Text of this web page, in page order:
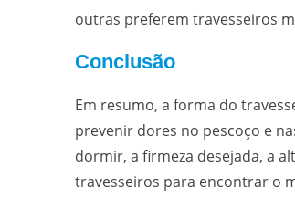
outras preferem travesseiros
Conclusão
Em resumo, a forma do
prevenir dores no pescoço e
dormir, a firmeza desejada, a
travesseiros para encontrar o